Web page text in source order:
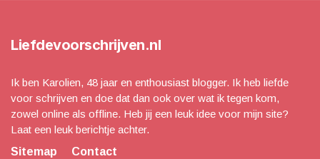
Liefdevoorschrijven.nl
Ik ben Karolien, 48 jaar en enthousiast blogger. Ik heb liefde
voor schrijven en doe dat dan ook over wat ik tegen kom,
zowel online als offline. Heb jij een leuk idee voor mijn site?
Laat een leuk berichtje achter.
Sitemap
Contact